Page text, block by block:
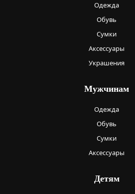
Одежда
Обувь
Сумки
Аксессуары
Украшения
Мужчинам
Одежда
Обувь
Сумки
Аксессуары
Детям